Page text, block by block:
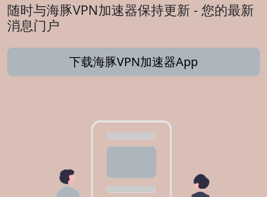
随时与海豚VPN加速器保持更新 - 您的最新
消息门户
下载海豚VPN加速器App